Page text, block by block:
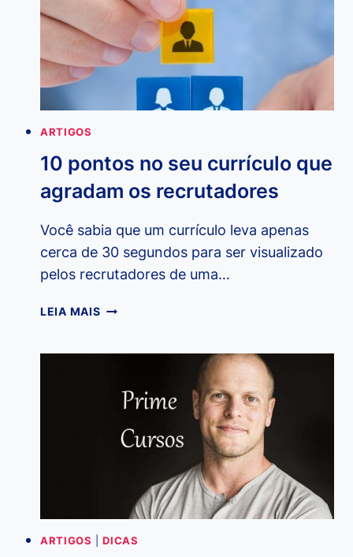
DOWNLOAD
ARTIGOS
10 pontos no seu currículo que
agradam os recrutadores
Você sabia que um currículo leva apenas
cerca de 30 segundos para ser visualizado
pelos recrutadores de uma…
LEIA MAIS10
QUE
ARTIGOS DICAS